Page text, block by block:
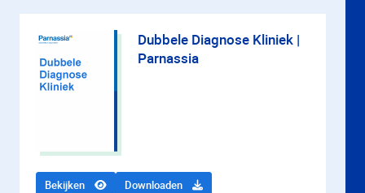
Dubbele Diagnose Kliniek |
Parnassia
Bekijken Downloaden